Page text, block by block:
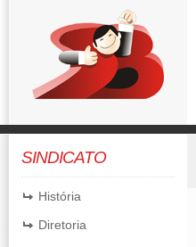
SINDICATO
História
Diretoria